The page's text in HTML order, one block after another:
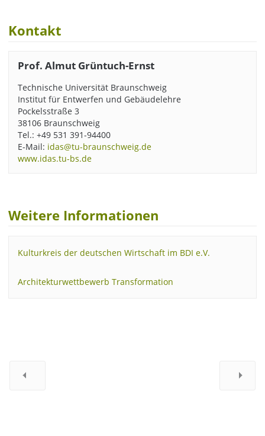
Kontakt
Prof. Almut Grüntuch-Ernst
Technische Universität Braunschweig
Institut für Entwerfen und Gebäudelehre
Pockelsstraße 3
38106 Braunschweig
Tel.: +49 531 391-94400
E-Mail: idas@tu-braunschweig.de
www.idas.tu-bs.de
Weitere Informationen
Kulturkreis der deutschen Wirtschaft im BDI e.V.
Architekturwettbewerb Transformation